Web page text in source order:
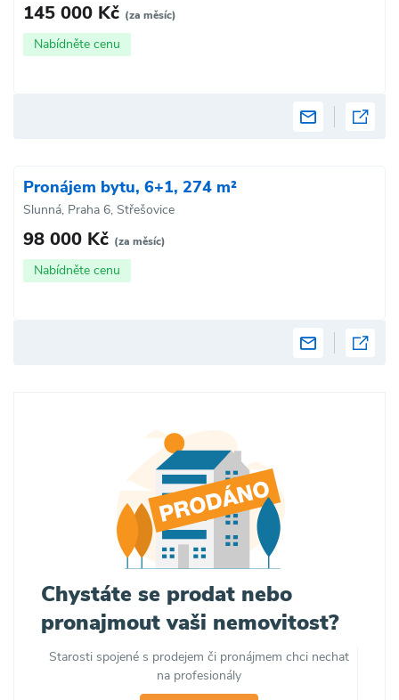
145 000 Kč (za měsíc)
Nabídněte cenu
Pronájem bytu, 6+1, 274 m²
Slunná, Praha 6, Střešovice
98 000 Kč (za měsíc)
Nabídněte cenu
Chystáte se prodat nebo
pronajmout vaši nemovitost?
Starosti spojené s prodejem či pronájmem chci nechat
na profesionály